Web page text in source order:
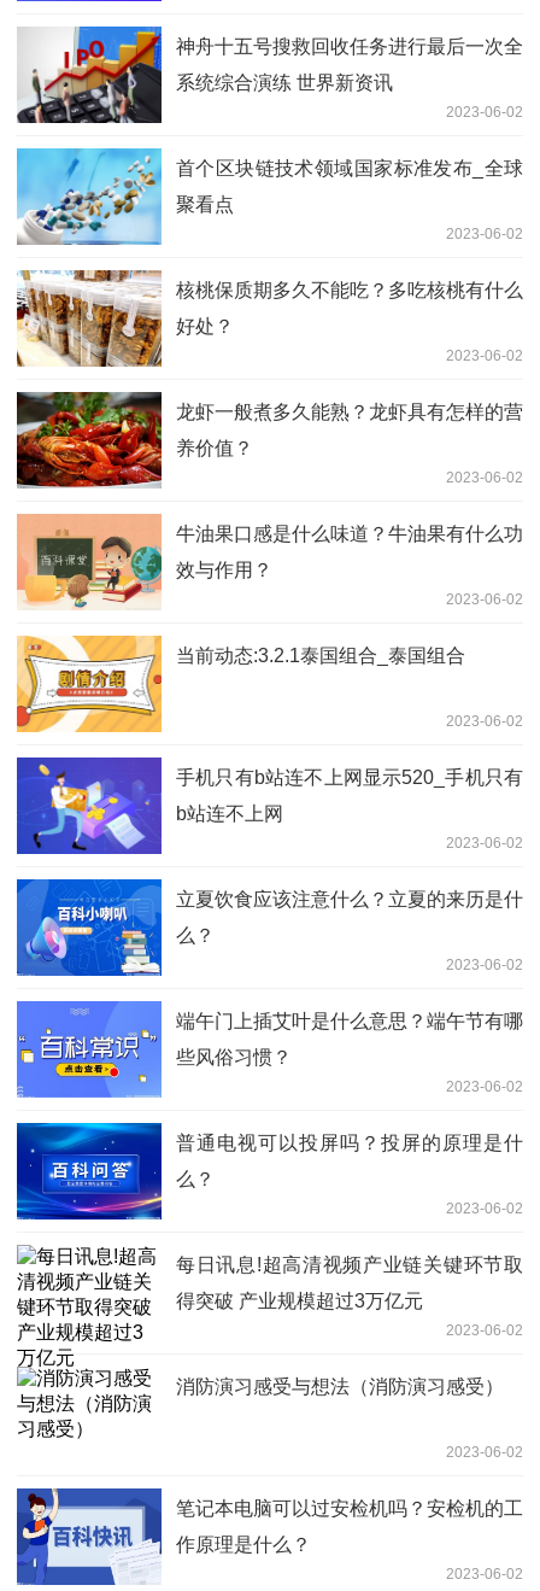
神舟十五号搜救回收任务进行最后一次全
系统综合演练 世界新资讯
2023-06-02
首个区块链技术领域国家标准发布_全球
聚看点
2023-06-02
核桃保质期多久不能吃？多吃核桃有什么
好处？
2023-06-02
龙虾一般煮多久能熟？龙虾具有怎样的营
养价值？
2023-06-02
牛油果口感是什么味道？牛油果有什么功
效与作用？
2023-06-02
当前动态:3.2.1泰国组合_泰国组合
2023-06-02
手机只有b站连不上网显示520_手机只有
b站连不上网
2023-06-02
立夏饮食应该注意什么？立夏的来历是什
么？
2023-06-02
端午门上插艾叶是什么意思？端午节有哪
些风俗习惯？
2023-06-02
普通电视可以投屏吗？投屏的原理是什
么？
2023-06-02
每日讯息!超高清视频产业链关键环节取
得突破 产业规模超过3万亿元
2023-06-02
消防演习感受与想法（消防演习感受）
2023-06-02
笔记本电脑可以过安检机吗？安检机的工
作原理是什么？
2023-06-02